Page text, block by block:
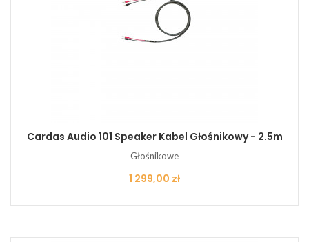
Cardas Audio 101 Speaker Kabel Głośnikowy - 2.5m
Głośnikowe
Cena
1 299,00 zł